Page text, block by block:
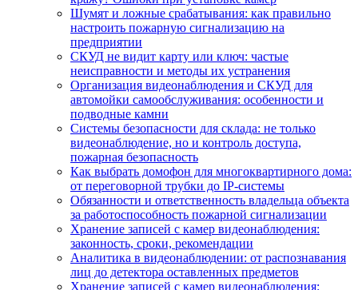
Шумят и ложные срабатывания: как правильно
настроить пожарную сигнализацию на
предприятии
СКУД не видит карту или ключ: частые
неисправности и методы их устранения
Организация видеонаблюдения и СКУД для
автомойки самообслуживания: особенности и
подводные камни
Системы безопасности для склада: не только
видеонаблюдение, но и контроль доступа,
пожарная безопасность
Как выбрать домофон для многоквартирного дома:
от переговорной трубки до IP-системы
Обязанности и ответственность владельца объекта
за работоспособность пожарной сигнализации
Хранение записей с камер видеонаблюдения:
законность, сроки, рекомендации
Аналитика в видеонаблюдении: от распознавания
лиц до детектора оставленных предметов
Хранение записей с камер видеонаблюдения: